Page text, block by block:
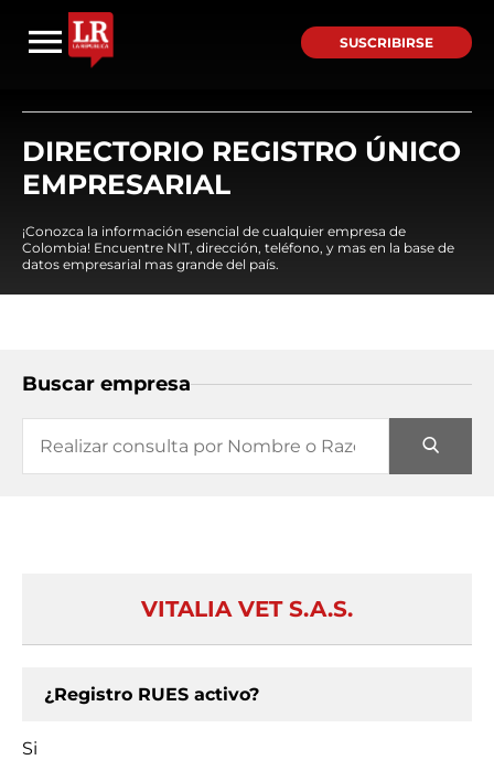
SUSCRIBIRSE
DIRECTORIO REGISTRO ÚNICO
EMPRESARIAL
¡Conozca la información esencial de cualquier empresa de
Colombia! Encuentre NIT, dirección, teléfono, y mas en la base de
datos empresarial mas grande del país.
Buscar empresa
VITALIA VET S.A.S.
¿Registro RUES activo?
Si